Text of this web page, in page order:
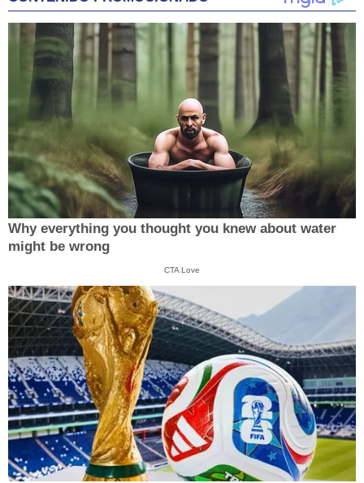
Why everything you thought you knew about water
might be wrong
CTA Love